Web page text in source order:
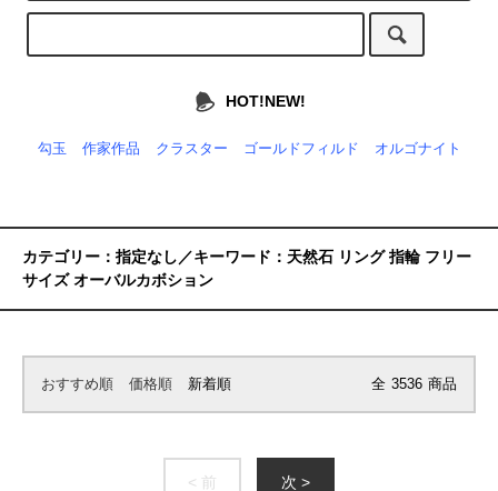
HOT!NEW!
勾玉 作家作品 クラスター ゴールドフィルド オルゴナイト
カテゴリー：指定なし／キーワード：天然石 リング 指輪 フリー
サイズ オーバルカボション
おすすめ順 価格順 新着順 全 3536 商品
< 前 次 >